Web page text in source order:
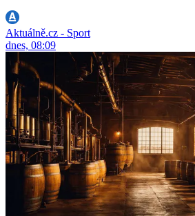
Aktuálně.cz - Sport
dnes, 08:09